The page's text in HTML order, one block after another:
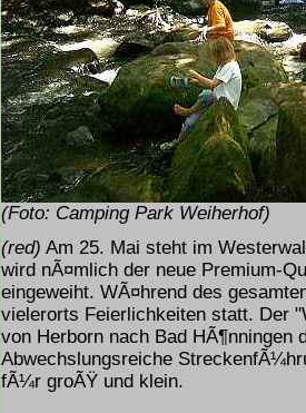
(Foto: Camping Park Weiherhof)
(red) Am 25. Mai steht im
wird nÃ¤mlich der neue Premium-
eingeweiht. WÃ¤hrend des
vielerorts Feierlichkeiten statt. Der
von Herborn nach Bad
Abwechslungsreiche
fÃ¼r groÃŸ und klein.